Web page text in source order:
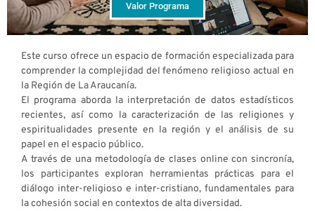
Valor Programa
Este curso ofrece un espacio de formación especializada para
comprender la complejidad del fenómeno religioso actual en
la Región de La Araucanía.
El programa aborda la interpretación de datos estadísticos
recientes, así como la caracterización de las religiones y
espiritualidades presente en la región y el análisis de su
papel en el espacio público.
A través de una metodología de clases online con sincronía,
los participantes exploran herramientas prácticas para el
diálogo inter-religioso e inter-cristiano, fundamentales para
la cohesión social en contextos de alta diversidad.